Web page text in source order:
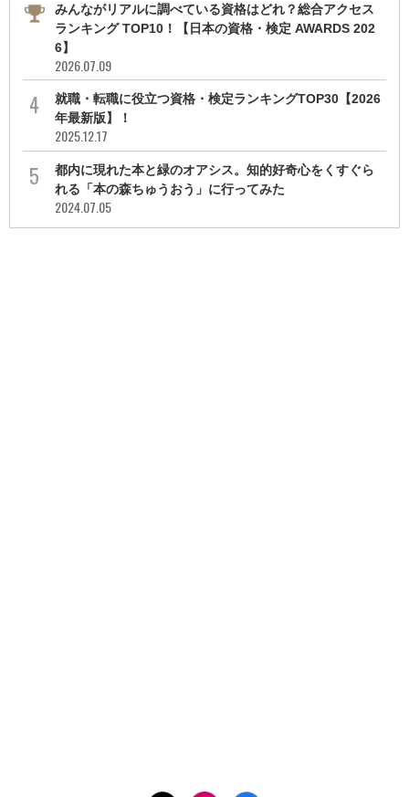
みんながリアルに調べている資格はどれ？総合アクセス
ランキング TOP10！【日本の資格・検定 AWARDS 202
6】
2026.07.09
就職・転職に役立つ資格・検定ランキングTOP30【2026
年最新版】！
2025.12.17
都内に現れた本と緑のオアシス。知的好奇心をくすぐら
れる「本の森ちゅうおう」に行ってみた
2024.07.05